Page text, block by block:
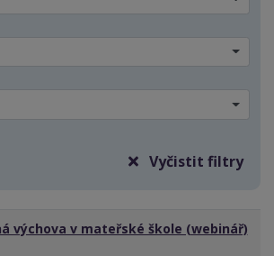
Vyčistit filtry
výchova v mateřské škole (webinář)